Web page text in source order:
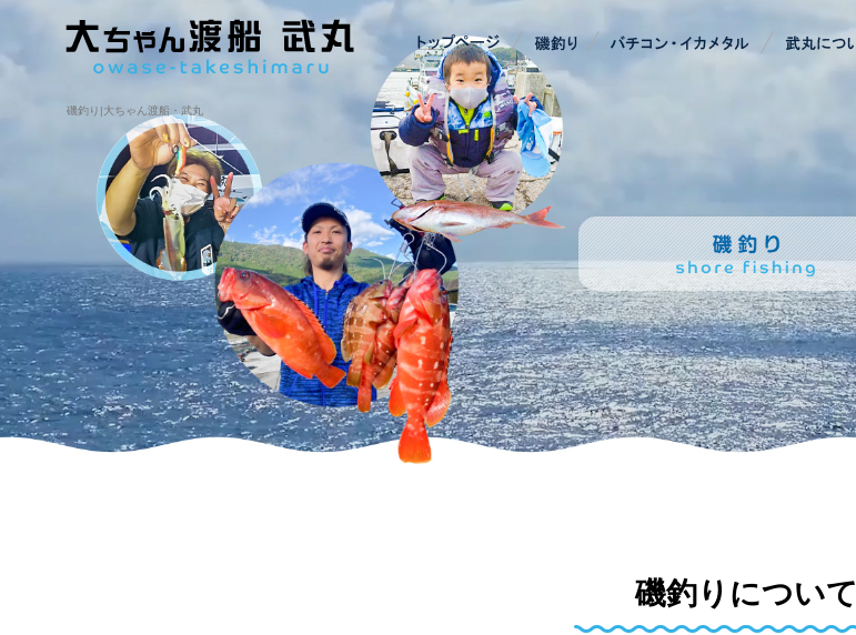
磯釣り|大ちゃん渡船・武丸
磯釣りについて